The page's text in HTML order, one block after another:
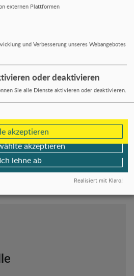
27 Jahre sind, werfen Sie
Angebote für
Sie eine Frau sind,
unsere Kurse für
gerade erst angekommen
in Deutschland leben,
unter
.
bieten wir Ausbildungen,
an.
externen Plattformen
und Verbesserung unseres Webangebotes
oder deaktivieren
Sie alle Dienste aktivieren oder deaktivieren.
Ich lehne ab
akzeptieren
akzeptieren
Realisiert mit Klaro!